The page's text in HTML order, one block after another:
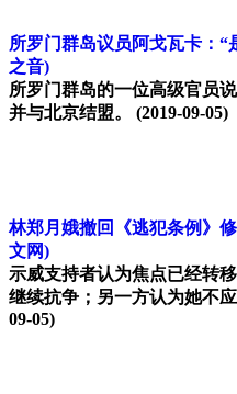
所罗门群岛议员阿戈瓦卡：“
之音)
所罗门群岛的一位高级官员
并与北京结盟。
(2019-09-05)
林郑月娥撤回《逃犯条例》
文网)
示威支持者认为焦点已经转
继续抗争；另一方认为她不
09-05)